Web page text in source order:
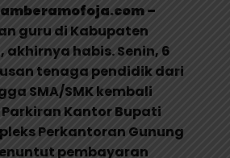
–
guru di Kabupaten
habis. Senin, 6
tenaga pendidik dari
SMA/SMK kembali
Kantor Bupati
Perkantoran Gunung
pembayaran